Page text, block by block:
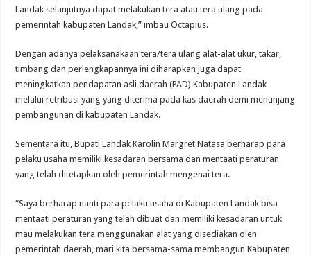
Landak selanjutnya dapat melakukan tera atau tera ulang pada
pemerintah kabupaten Landak,” imbau Octapius.
Dengan adanya pelaksanakaan tera/tera ulang alat-alat ukur, takar,
timbang dan perlengkapannya ini diharapkan juga dapat
meningkatkan pendapatan asli daerah (PAD) Kabupaten Landak
melalui retribusi yang yang diterima pada kas daerah demi menunjang
pembangunan di kabupaten Landak.
Sementara itu, Bupati Landak Karolin Margret Natasa berharap para
pelaku usaha memiliki kesadaran bersama dan mentaati peraturan
yang telah ditetapkan oleh pemerintah mengenai tera.
“Saya berharap nanti para pelaku usaha di Kabupaten Landak bisa
mentaati peraturan yang telah dibuat dan memiliki kesadaran untuk
mau melakukan tera menggunakan alat yang disediakan oleh
pemerintah daerah, mari kita bersama-sama membangun Kabupaten